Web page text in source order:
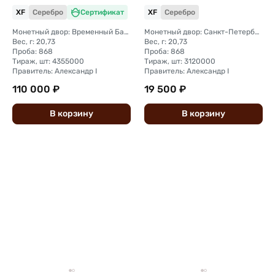
XF Серебро Сертификат
Монетный двор: Временный Банковский монетный двор (Санкт-Петербург)
Вес, г: 20,73
Проба: 868
Тираж, шт: 4355000
Правитель: Александр I
110 000 ₽
В корзину
XF Серебро
Монетный двор: Санкт-Петербургский монетный двор
Вес, г: 20,73
Проба: 868
Тираж, шт: 3120000
Правитель: Александр I
19 500 ₽
В корзину